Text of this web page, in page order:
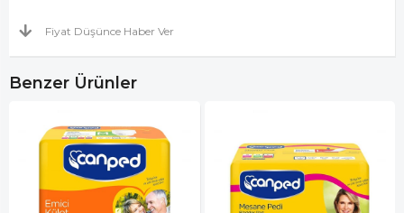
Fiyat Düşünce Haber Ver
Benzer Ürünler